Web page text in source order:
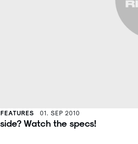
01. SEP 2010
Watch the specs!